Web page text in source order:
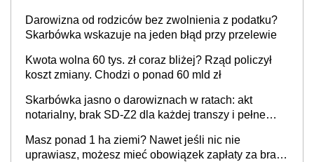
Darowizna od rodziców bez zwolnienia z podatku?
Skarbówka wskazuje na jeden błąd przy przelewie
Kwota wolna 60 tys. zł coraz bliżej? Rząd policzył
koszt zmiany. Chodzi o ponad 60 mld zł
Skarbówka jasno o darowiznach w ratach: akt
notarialny, brak SD-Z2 dla każdej transzy i pełne
Masz ponad 1 ha ziemi? Nawet jeśli nic nie
uprawiasz, możesz mieć obowiązek zapłaty za brak